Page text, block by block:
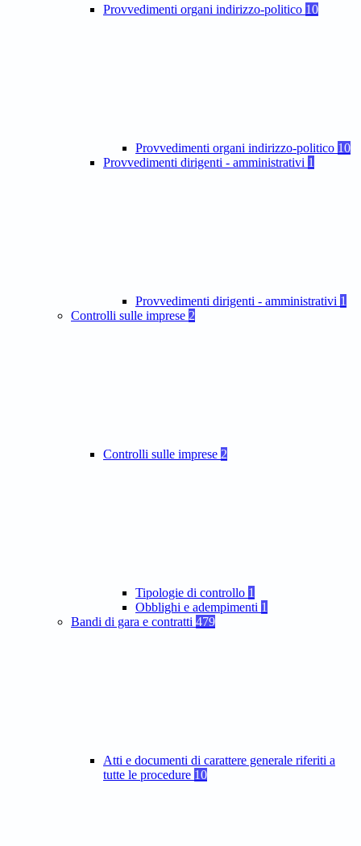
Provvedimenti organi indirizzo-politico 10
Provvedimenti organi indirizzo-politico 10
Provvedimenti dirigenti - amministrativi 1
Provvedimenti dirigenti - amministrativi 1
Controlli sulle imprese 2
Controlli sulle imprese 2
Tipologie di controllo 1
Obblighi e adempimenti 1
Bandi di gara e contratti 479
Atti e documenti di carattere generale riferiti a
tutte le procedure 10